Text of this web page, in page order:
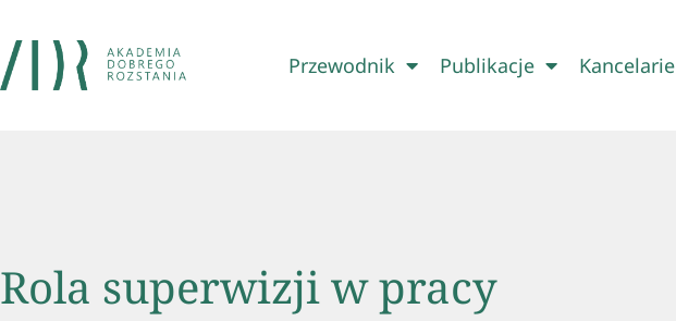
Przewodnik Publikacje Kancelarie
Rola superwizji w pracy